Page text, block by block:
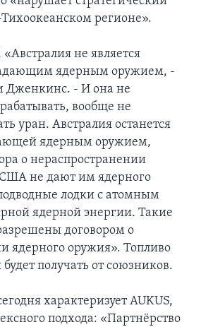
регионе».
не является
ядерным оружием, -
Дженкинс. - И она не
вообще не
уран. Австралия останется
ядерным оружием,
о нераспространении
не дают им ядерного
лодки с атомным
ядерной энергии. Такие
договором о
ядерного оружия». Топливо
получать от союзников.
характеризует AUKUS,
подхода: «Партнёрство